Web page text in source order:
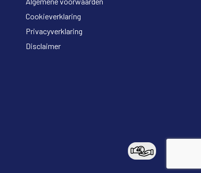
Cookieverklaring
Privacyverklaring
Disclaimer